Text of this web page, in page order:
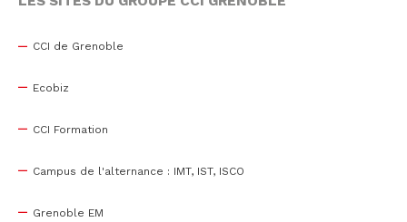
CCI de Grenoble
Ecobiz
CCI Formation
Campus de l'alternance : IMT, IST, ISCO
Grenoble EM